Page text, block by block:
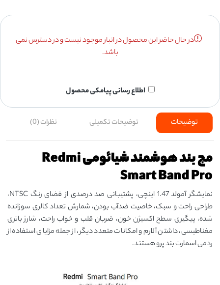
در حال حاضر این محصول در انبار موجود نیست و در دسترس نمی
باشد.
اطلاع رسانی پیامکی محصول
توضیحات توضیحات تکمیلی نظرات (0)
مچ بند هوشمند شیائومی Redmi
Smart Band Pro
نمایشگر آمولد 1.47 اینچی، پشتیبانی صد درصدی از فضای رنگ NTSC،
طراحی راحت و سبک، خاصیت ضدآب بودن، شمارش تعداد کالری سوزانده
شده، پیگیری سطح اکسیژن خون، ضربان قلب و خواب راحت، شارژ باتری
مغناطیسی، داشتن آلارم و امکانات متعدد دیگر، از جمله مزایای استفاده از
ردمی اسمارت بند پرو هستند.